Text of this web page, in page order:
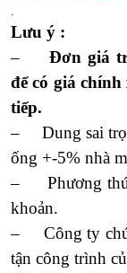
.
Lưu ý :
–Đơn giá
để có giá
tiếp.
– Dung sai
ống +-5% nhà
– Phương thức
khoản.
– Công ty
tận công trình